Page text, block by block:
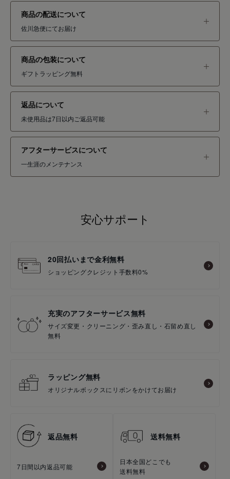
商品の配送について
佐川急便にてお届け
商品の包装について
ギフトラッピング無料
返品について
未使用品は7日以内ご返品可能
アフターサービスについて
一生涯のメンテナンス
安心サポート
20回払いまで金利無料
ショッピングクレジット手数料0%
充実のアフターサービス無料
サイズ変更・クリーニング・歪み直し・石留め直し
無料
ラッピング無料
オリジナルボックスにリボンをかけてお届け
返品無料
7日間以内返品可能
送料無料
日本全国どこでも
送料無料